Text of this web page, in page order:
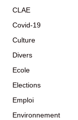
CLAE
Covid-19
Culture
Divers
Ecole
Elections
Emploi
Environnement